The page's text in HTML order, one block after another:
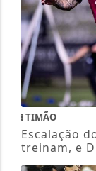
TIMÃO
Escalação
treinam, e